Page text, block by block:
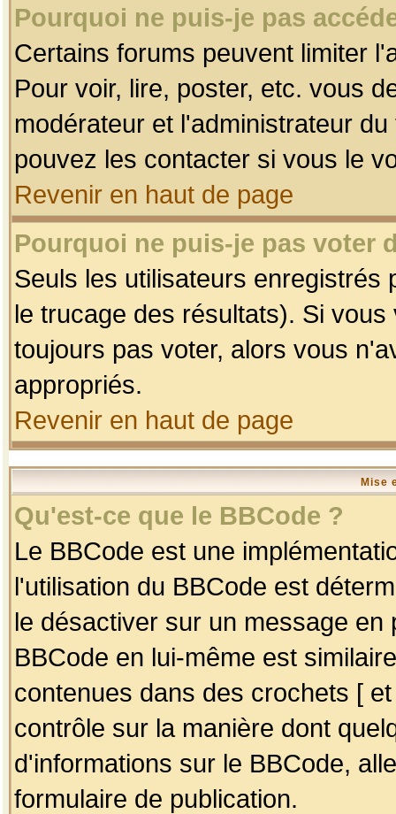
Pourquoi ne puis-je pas
Certains forums peuvent limiter
Pour voir, lire, poster, etc. vous
modérateur et l'administrateur
pouvez les contacter si vous le
Revenir en haut de page
Pourquoi ne puis-je pas voter
Seuls les utilisateurs enregistrés
le trucage des résultats). Si
toujours pas voter, alors vous
appropriés.
Revenir en haut de page
Mise
Qu'est-ce que le BBCode ?
Le BBCode est une
l'utilisation du BBCode est
le désactiver sur un message
BBCode en lui-même est
contenues dans des crochets [
contrôle sur la manière dont
d'informations sur le BBCode,
formulaire de publication.